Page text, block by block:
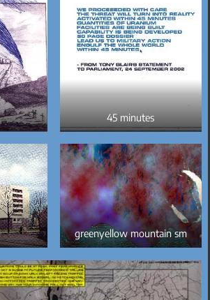
45 minutes
greenyellow mountain sm